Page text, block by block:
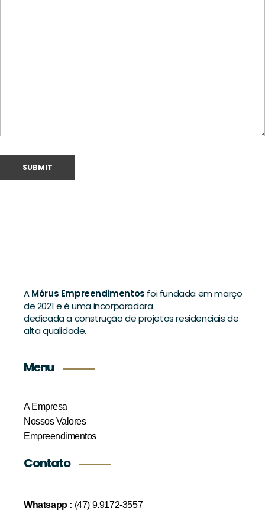
AMórus Empreendimentos foi fundada em março
de 2021 e é uma incorporadora
dedicada a construção de projetos residenciais de
alta qualidade.
Menu
A Empresa
Nossos Valores
Empreendimentos
Contato
Whatsapp : (47) 9.9172-3557